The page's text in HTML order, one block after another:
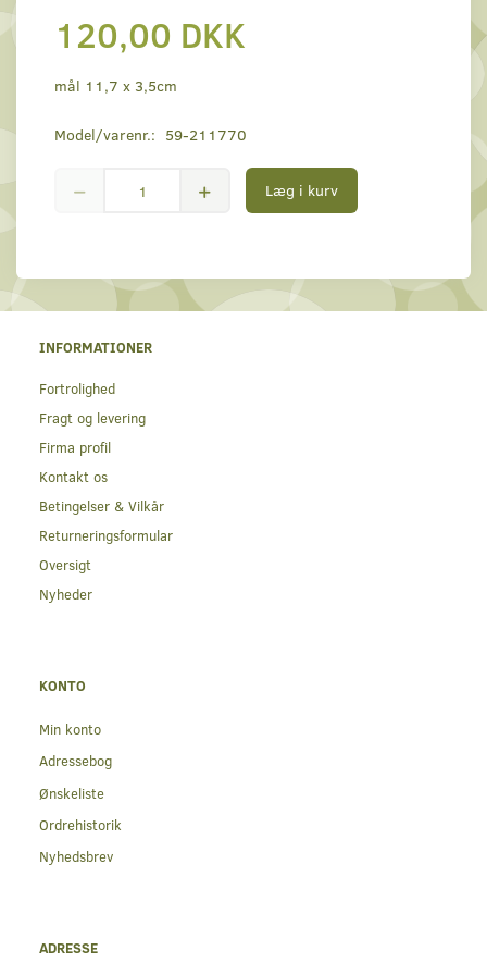
120,00 DKK
mål 11,7 x 3,5cm
Model/varenr.: 59-211770
Læg i kurv
INFORMATIONER
Fortrolighed
Fragt og levering
Firma profil
Kontakt os
Betingelser & Vilkår
Returneringsformular
Oversigt
Nyheder
KONTO
Min konto
Adressebog
Ønskeliste
Ordrehistorik
Nyhedsbrev
ADRESSE